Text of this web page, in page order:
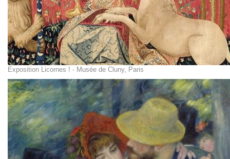
Exposition Licornes ! - Musée de Cluny, Paris